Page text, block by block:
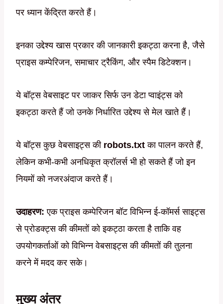
पर ध्यान केंद्रित करते हैं।
इनका उद्देश्य खास प्रकार की जानकारी इकट्ठा करना है, जैसे
प्राइस कम्पेरिजन, समाचार ट्रैकिंग, और स्पैम डिटेक्शन।
ये बॉट्स वेबसाइट पर जाकर सिर्फ उन डेटा प्वाइंट्स को
इकट्ठा करते हैं जो उनके निर्धारित उद्देश्य से मेल खाते हैं।
ये बॉट्स कुछ वेबसाइट्स की robots.txt का पालन करते हैं,
लेकिन कभी-कभी अनधिकृत क्रॉलर्स भी हो सकते हैं जो इन
नियमों को नजरअंदाज करते हैं।
उदाहरण: एक प्राइस कम्पेरिजन बॉट विभिन्न ई-कॉमर्स साइट्स
से प्रोडक्ट्स की कीमतों को इकट्ठा करता है ताकि वह
उपयोगकर्ताओं को विभिन्न वेबसाइट्स की कीमतों की तुलना
करने में मदद कर सके।
मुख्य अंतर